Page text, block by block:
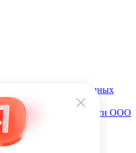
персональных данных
конфиденциальности ООО